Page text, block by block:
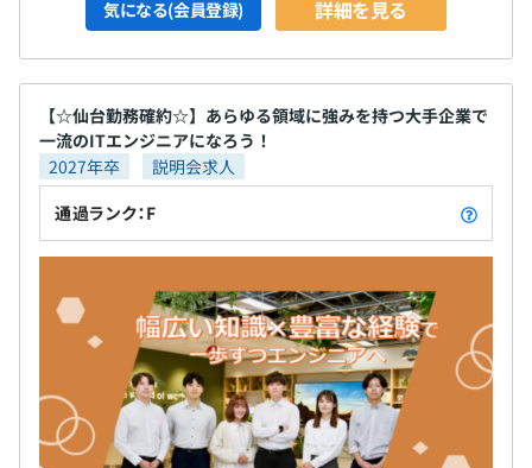
気になる(会員登録) 詳細を見る
【☆仙台勤務確約☆】あらゆる領域に強みを持つ大手企業で
一流のITエンジニアになろう！
2027年卒
説明会求人
通過ランク：F